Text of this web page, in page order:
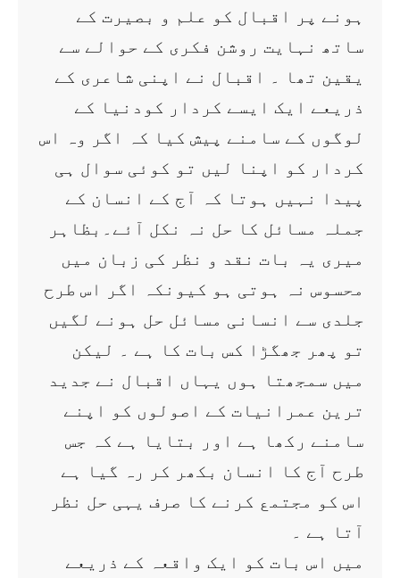
ہونے پر اقبال کو علم و بصیرت کے
ساتھ نہایت روشن فکری کے حوالے سے
یقین تھا ۔ اقبال نے اپنی شاعری کے
ذریعے ایک ایسے کردار کودنیا کے
لوگوں کے سامنے پیش کیا کہ اگر وہ اس
کردار کو اپنا لیں تو کوئی سوال ہی
پیدا نہیں ہوتا کہ آج کے انسان کے
جملہ مسائل کا حل نہ نکل آئے۔بظاہر
میری یہ بات نقد و نظر کی زبان میں
محسوس نہ ہوتی ہو کیونکہ اگر اس طرح
جلدی سے انسانی مسائل حل ہونے لگیں
تو پھر جھگڑا کس بات کا ہے ۔ لیکن
میں سمجھتا ہوں یہاں اقبال نے جدید
ترین عمرانیات کے اصولوں کو اپنے
سامنے رکھا ہے اور بتایا ہے کہ جس
طرح آج کا انسان بکھر کر رہ گیا ہے
اس کو مجتمع کرنے کا صرف یہی حل نظر
آتا ہے ۔
میں اس بات کو ایک واقعہ کے ذریعے